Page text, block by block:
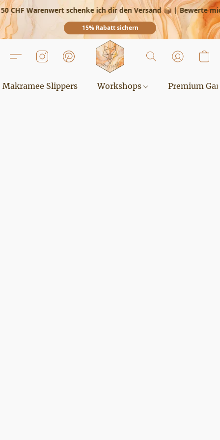
CHF Warenwert schenke ich dir den Versand 📦| Bewerte
15% Rabatt sichern
Makramee Slippers Workshops Premium